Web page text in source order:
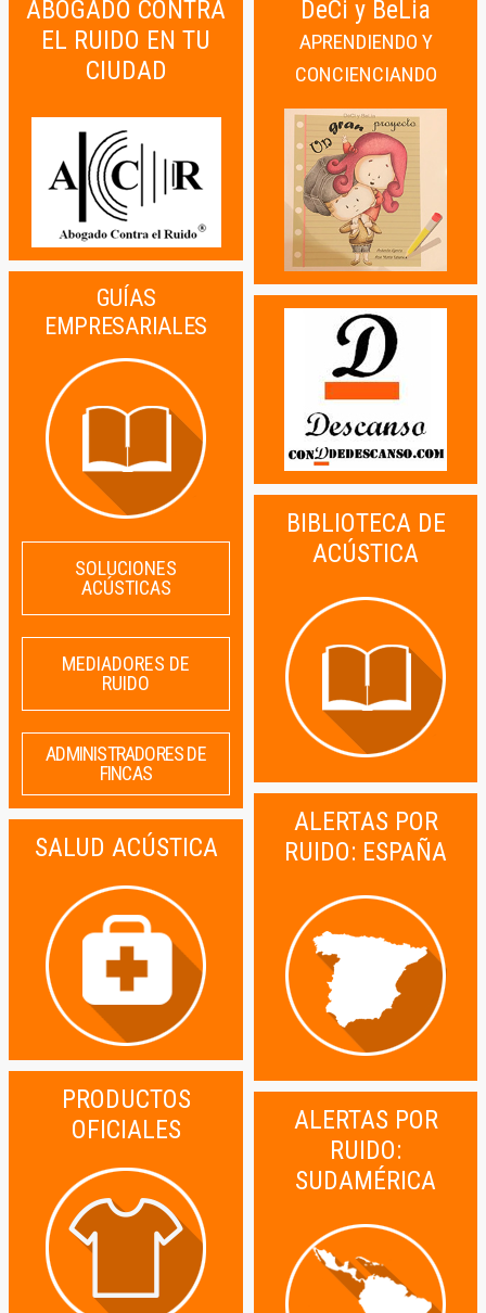
ABOGADO CONTRA
EL RUIDO EN TU
CIUDAD
GUÍAS
EMPRESARIALES
SOLUCIONES
ACÚSTICAS
MEDIADORES DE
RUIDO
ADMINISTRADORES DE
FINCAS
SALUD ACÚSTICA
PRODUCTOS
OFICIALES
DeCi y BeLia
APRENDIENDO Y
CONCIENCIANDO
BIBLIOTECA DE
ACÚSTICA
ALERTAS POR
RUIDO: ESPAÑA
ALERTAS POR
RUIDO:
SUDAMÉRICA